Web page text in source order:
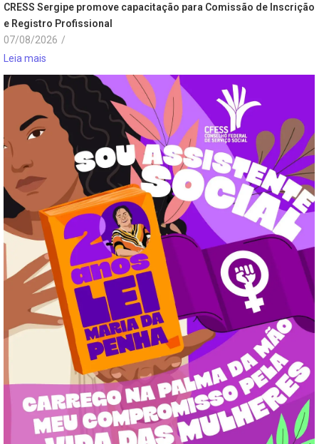
CRESS Sergipe promove capacitação para Comissão de Inscrição
e Registro Profissional
07/08/2026 /
Leia mais